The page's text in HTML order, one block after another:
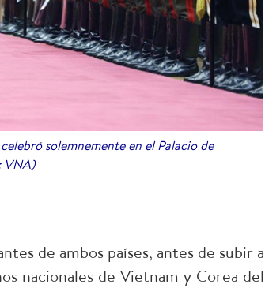
solemnemente en el Palacio de
VNA)
de ambos países, antes de subir a
nacionales de Vietnam y Corea del